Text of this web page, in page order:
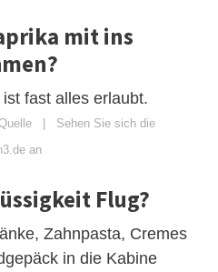
mit ins
fast alles erlaubt.
| Sehen Sie sich die
an
Flug?
Zahnpasta, Cremes
in die Kabine